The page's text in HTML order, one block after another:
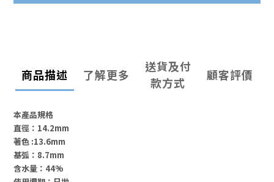
商品描述 了解更多
送貨及付
款方式
顧客評價
本產品規格
直徑：14.2mm
著色 :13.6mm
基弧：8.7mm
含水量：44%